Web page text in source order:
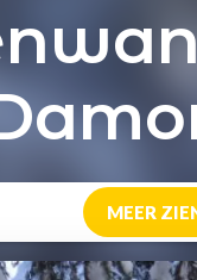
MEER